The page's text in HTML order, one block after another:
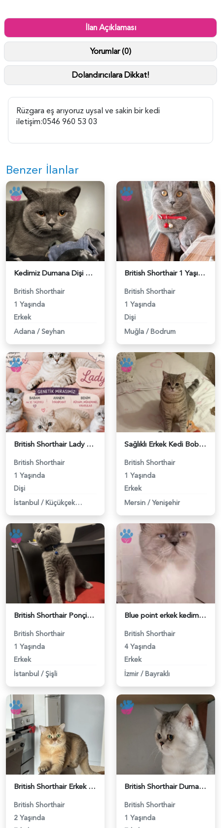
İlan Açıklaması
Yorumlar (0)
Dolandırıcılara Dikkat!
Rüzgara eş arıyoruz uysal ve sakin bir kedi
iletişim:0546 960 53 03
Benzer İlanlar
Kedimiz Dumana Dişi Eş arıyoruz - 118984658
British Shorthair
1 Yaşında
Erkek
Adana / Seyhan
British Shorthair 1 Yaşında Eş Arıyor - 118984662
British Shorthair
1 Yaşında
Dişi
Muğla / Bodrum
British Shorthair Lady kociş arıyor - 118984656
British Shorthair
1 Yaşında
Dişi
İstanbul / Küçükçekmece
Sağlıklı Erkek Kedi Bobi’ye Eş Aranıyor - 118984657
British Shorthair
1 Yaşında
Erkek
Mersin / Yenişehir
British Shorthair Ponçiğim Eş Arıyor - 118984654
British Shorthair
1 Yaşında
Erkek
İstanbul / Şişli
Blue point erkek kedimize dişi eş arıyoruz - 118984655
British Shorthair
4 Yaşında
Erkek
İzmir / Bayraklı
British Shorthair Erkek Kızgınlıkta - 118984651
British Shorthair
2 Yaşında
British Shorthair Duma Eş Arıyorum - 118984650
British Shorthair
1 Yaşında